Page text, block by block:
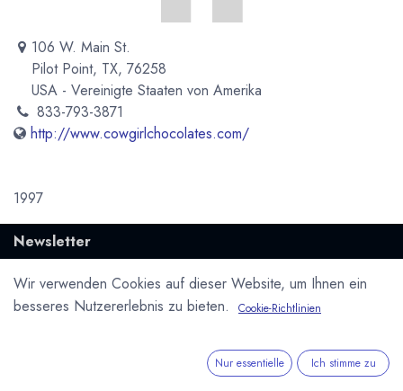
106 W. Main St.
Pilot Point, TX, 76258
USA - Vereinigte Staaten von Amerika
833-793-3871
http://www.cowgirlchocolates.com/
1997
Newsletter
Abonnieren
Wir verwenden Cookies auf dieser Website, um Ihnen ein
besseres Nutzererlebnis zu bieten.
Cookie-Richtlinien
Nur essentielle Ich stimme zu